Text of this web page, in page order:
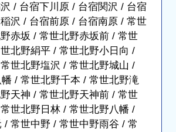
/ 台宿下川原 / 台宿関沢 / 台宿
沢 / 台宿前原 / 台宿南原 / 常世
赤坂 / 常世北野赤坂前 / 常世
北野絹平 / 常世北野小日向 /
世北野塩沢 / 常世北野城山 /
/ 常世北野千本 / 常世北野滝
天神 / 常世北野天神前 / 常世
世北野日林 / 常世北野八幡 /
/ 常世中野 / 常世中野雨谷 / 常